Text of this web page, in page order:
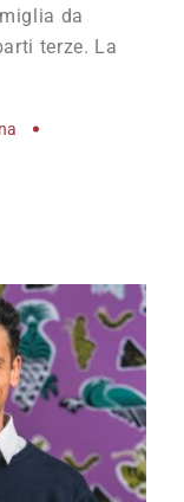
da
terze. La